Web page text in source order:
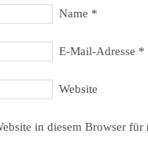
Name *
E-Mail-Adresse *
Website
in diesem Browser